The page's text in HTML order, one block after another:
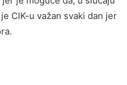
CIK-u važan svaki dan jer